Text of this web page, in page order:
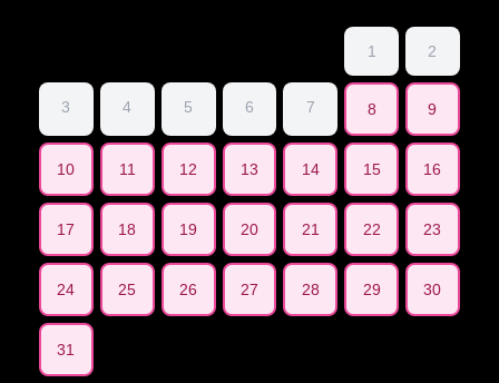
1 2
3 4 5 6 7 8 9
10 11 12 13 14 15 16
17 18 19 20 21 22 23
24 25 26 27 28 29 30
31